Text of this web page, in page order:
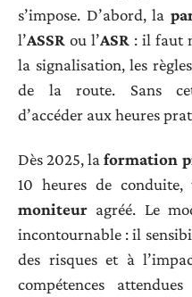
s’impose. D’abord, la
l’ASSR ou l’ASR : il faut
la signalisation, les
de la route. Sans
d’accéder aux heures
Dès 2025, laformation
10 heures de
moniteur agréé. Le
incontournable : il
des risques et à
compétences